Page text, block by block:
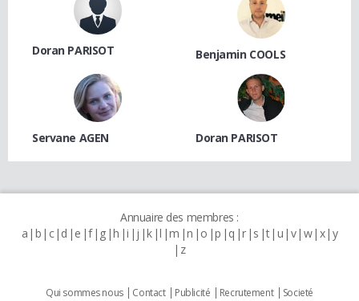
Doran PARISOT Benjamin COOLS
Servane AGEN Doran PARISOT
Annuaire des membres :
a b c d e f g h i j k l m n o p q r s t u v w x y
z
Qui sommes nous Contact Publicité Recrutement
Societé